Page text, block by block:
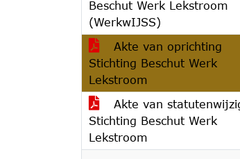
Beschut Werk Lekstroom
(WerkwIJSS)
Akte van oprichting
Stichting Beschut Werk
Lekstroom
Akte van
Stichting Beschut Werk
Lekstroom